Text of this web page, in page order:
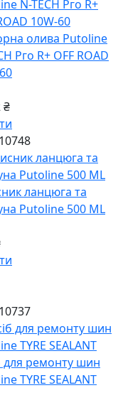
олива Putoline
Рго R+ OFF ROAD
₴
ланцюга та
Putoline 500 ML
для ремонту шин
TYRE SEALANT